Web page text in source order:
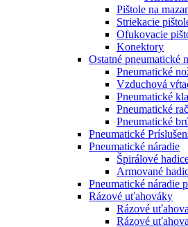
Pištole na
Striekacie
Ofukovacie
Konektory
Ostatné pneumatické
Pneumatické
Vzduchová
Pneumatické
Pneumatické
Pneumatické
Pneumatické
Pneumatické náradie
Špirálové
Armované
Pneumatické náradie
Rázové uťahováky
Rázové
Rázové